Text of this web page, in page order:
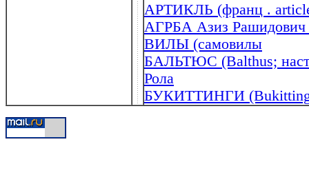
АРТИКЛЬ (франц .
АГРБА Азиз Рашидович
ВИЛЫ (самовилы
БАЛЬТЮС (Balthus;
Рола
БУКИТТИНГИ